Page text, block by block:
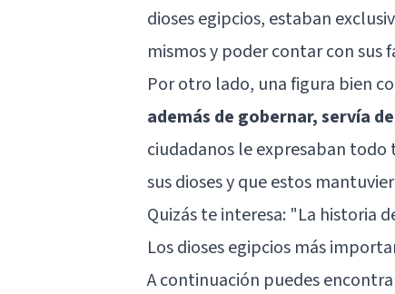
dioses egipcios, estaban
mismos y poder contar con sus
Por otro lado, una figura bien
además de gobernar, servía
ciudadanos le expresaban
sus dioses y que estos
Quizás te interesa: "La historia
Los dioses egipcios más
A continuación puedes